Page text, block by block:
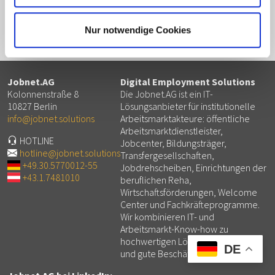
Nur notwendige Cookies
SofortangebotStellenportalUkraineVermittlung
Österreich
Jobnet.AG
Kolonnenstraße 8
10827 Berlin
info@jobnet.solutions
HOTLINE
hotline@jobnet.solutions
+49.30.5770012-55
+43.1.7481010
Digital Employment Solutions
Die Jobnet.AG ist ein IT-
Lösungsanbieter für institutionelle
Arbeitsmarktakteure: öffentliche
Arbeitsmarktdienstleister,
Jobcenter, Bildungsträger,
Transfergesellschaften,
Jobdrehscheiben, Einrichtungen der
beruflichen Reha,
Wirtschaftsförderungen, Welcome
Center und Fachkräfteprogramme.
Wir kombinieren IT- und
Arbeitsmarkt-Know-how zu
hochwertigen Lösungen für mehr
und gute Beschäftigung.
DE